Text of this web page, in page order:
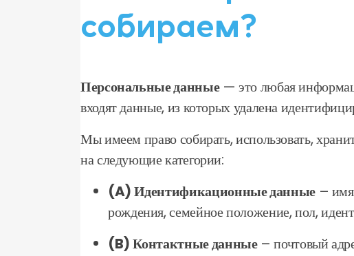
собираем?
Персональные данные— это любая
входят данные, из которых удалена
Мы имеем право собирать, использовать,
на следующие категории:
(A) Идентификационные данные– имя
рождения, семейное положение, пол,
(B) Контактные данные– почтовый